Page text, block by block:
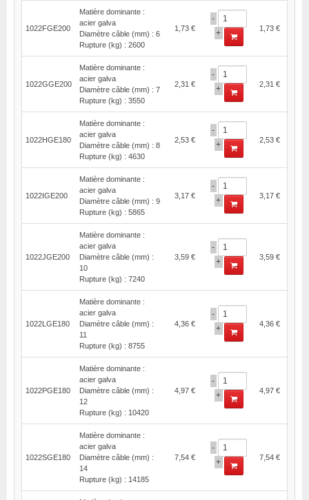
1022FGE200
Matière dominante :
acier galva
Diamètre câble (mm) : 6
Rupture (kg) : 2600
1,73 €
-
+
1,73 €
1022GGE200
Matière dominante :
acier galva
Diamètre câble (mm) : 7
Rupture (kg) : 3550
2,31 €
-
+
2,31 €
1022HGE180
Matière dominante :
acier galva
Diamètre câble (mm) : 8
Rupture (kg) : 4630
2,53 €
-
+
2,53 €
1022IGE200
Matière dominante :
acier galva
Diamètre câble (mm) : 9
Rupture (kg) : 5865
3,17 €
-
+
3,17 €
1022JGE200
Matière dominante :
acier galva
Diamètre câble (mm) :
10
Rupture (kg) : 7240
3,59 €
-
+
3,59 €
1022LGE180
Matière dominante :
acier galva
Diamètre câble (mm) :
11
Rupture (kg) : 8755
4,36 €
-
+
4,36 €
1022PGE180
Matière dominante :
acier galva
Diamètre câble (mm) :
12
Rupture (kg) : 10420
4,97 €
-
+
4,97 €
1022SGE180
Matière dominante :
acier galva
Diamètre câble (mm) :
14
Rupture (kg) : 14185
7,54 €
-
+
7,54 €